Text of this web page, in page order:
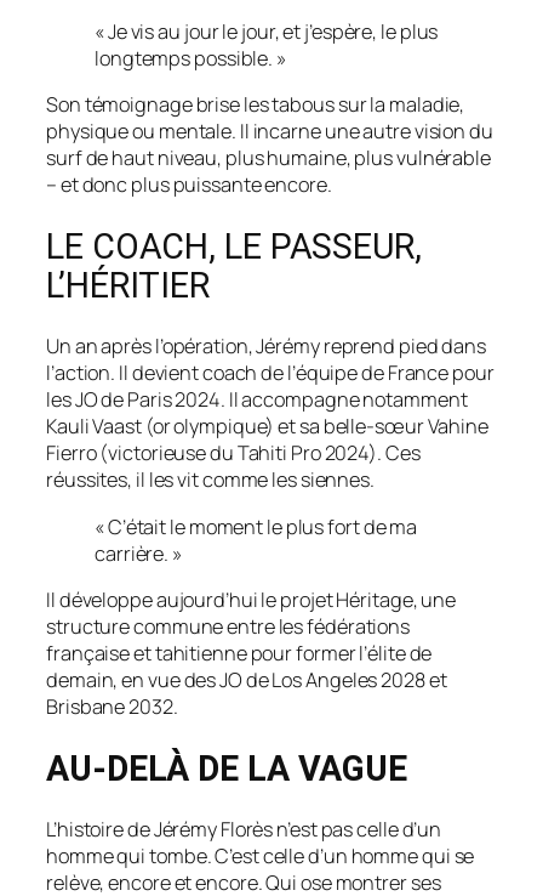
« Je vis au jour le jour, et j’espère, le plus
longtemps possible. »
Son témoignage brise les tabous sur la maladie,
physique ou mentale. Il incarne une autre vision du
surf de haut niveau, plus humaine, plus vulnérable
– et donc plus puissante encore.
LE COACH, LE PASSEUR,
L’HÉRITIER
Un an après l’opération, Jérémy reprend pied dans
l’action. Il devient coach de l’équipe de France pour
les JO de Paris 2024. Il accompagne notamment
Kauli Vaast (or olympique) et sa belle-sœur Vahine
Fierro (victorieuse du Tahiti Pro 2024). Ces
réussites, il les vit comme les siennes.
« C’était le moment le plus fort de ma
carrière. »
Il développe aujourd’hui le projet Héritage, une
structure commune entre les fédérations
française et tahitienne pour former l’élite de
demain, en vue des JO de Los Angeles 2028 et
Brisbane 2032.
AU-DELÀ DE LA VAGUE
L’histoire de Jérémy Florès n’est pas celle d’un
homme qui tombe. C’est celle d’un homme qui se
relève, encore et encore. Qui ose montrer ses